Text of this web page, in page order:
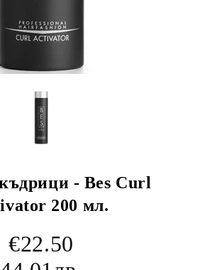
- Bes Curl
200 мл.
€22.50